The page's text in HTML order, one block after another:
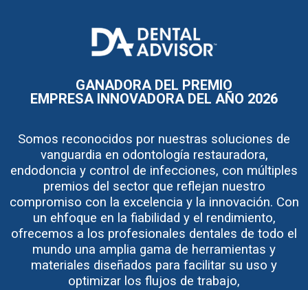
I
m
a
GANADORA DEL PREMIO
EMPRESA INNOVADORA DEL AÑO 2026
Somos reconocidos por nuestras soluciones de
vanguardia en odontología restauradora,
endodoncia y control de infecciones, con múltiples
premios del sector que reflejan nuestro
compromiso con la excelencia y la innovación. Con
un ehfoque en la fiabilidad y el rendimiento,
ofrecemos a los profesionales dentales de todo el
mundo una amplia gama de herramientas y
materiales diseñados para facilitar su uso y
optimizar los flujos de trabajo,